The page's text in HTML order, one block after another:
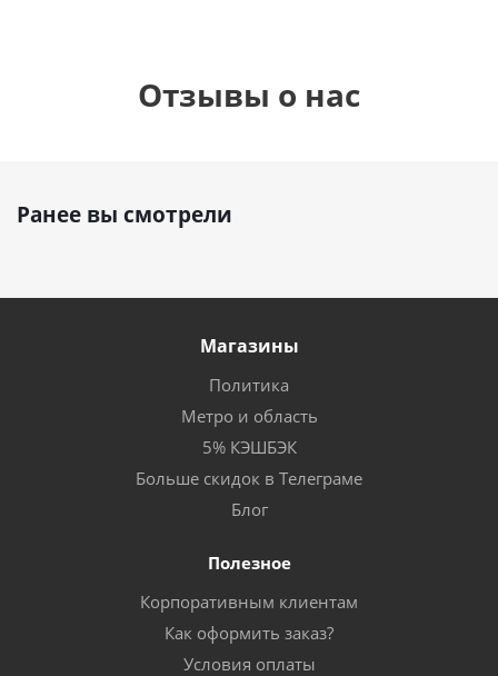
Отзывы о нас
Ранее вы смотрели
Магазины
Политика
Метро и область
5% КЭШБЭК
Больше скидок в Телеграме
Блог
Полезное
Корпоративным клиентам
Как оформить заказ?
Условия оплаты